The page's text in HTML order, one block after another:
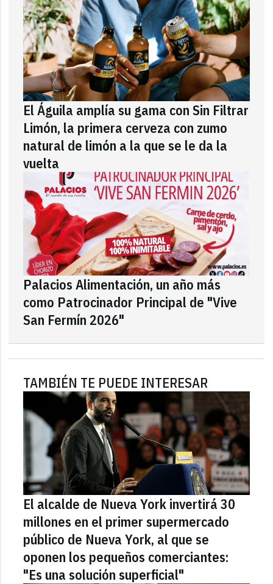
El Águila amplía su gama con Sin Filtrar
Limón, la primera cerveza con zumo
natural de limón a la que se le da la
vuelta
Palacios Alimentación, un año más
como Patrocinador Principal de "Vive
San Fermín 2026"
TAMBIÉN TE PUEDE INTERESAR
El alcalde de Nueva York invertirá 30
millones en el primer supermercado
público de Nueva York, al que se
oponen los pequeños comerciantes:
"Es una solución superficial"